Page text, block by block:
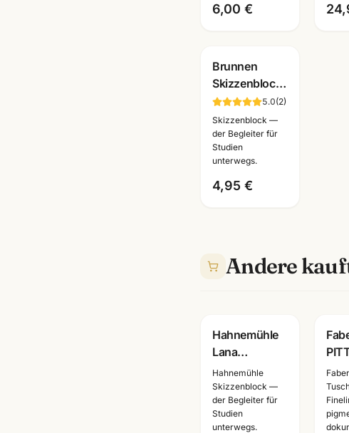
6,00 €
Brunnen
Skizzenblock
110g · DIN
A2/A3/A4/A5/A6
wählbar ·
Künstlerbedarf
Mannheim
5.0(2)
Skizzenblock —
der Begleiter für
Studien
unterwegs.
4,95 €
Andere
Hahnemühle
Lana
Skizzenbuch ·
A3/A4/A5
wählbar ·
Zeichenbuch
Hahnemühle
Skizzenblock —
der Begleiter für
Studien
unterwegs.
pen